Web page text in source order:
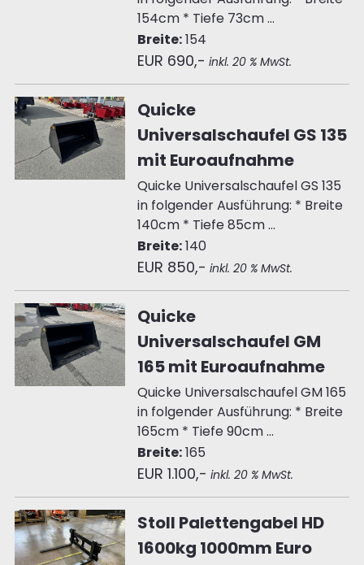
154cm * Tiefe 73cm ...
Breite:154
EUR 690,- inkl. 20 % MwSt.
Quicke
Universalschaufel GS 135
mit Euroaufnahme
Quicke Universalschaufel GS 135
in folgender Ausführung: * Breite
140cm * Tiefe 85cm ...
Breite:140
EUR 850,- inkl. 20 % MwSt.
Quicke
Universalschaufel GM
165 mit Euroaufnahme
Quicke Universalschaufel GM 165
in folgender Ausführung: * Breite
165cm * Tiefe 90cm ...
Breite:165
EUR 1.100,- inkl. 20 % MwSt.
Stoll Palettengabel HD
1600kg 1000mm Euro